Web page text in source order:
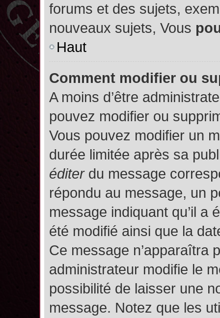
forums et des sujets,
nouveaux sujets, Vous
Haut
Comment modifier ou
A moins d’être
pouvez modifier ou
Vous pouvez modifier un
durée limitée après sa
éditerdu message
répondu au message, un
message indiquant qu’il a
été modifié ainsi que la
Ce message n’apparaîtra
administrateur modifie le
possibilité de laisser une
message. Notez que les